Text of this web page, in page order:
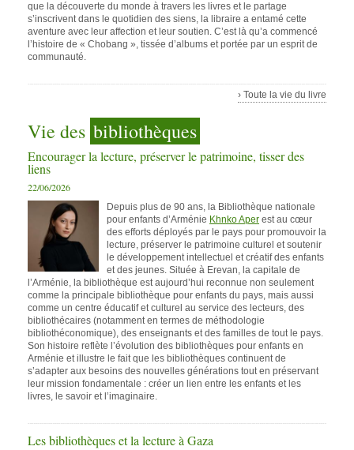
que la découverte du monde à travers les livres et le partage
s’inscrivent dans le quotidien des siens, la libraire a entamé cette
aventure avec leur affection et leur soutien. C’est là qu’a commencé
l’histoire de « Chobang », tissée d’albums et portée par un esprit de
communauté.
› Toute la vie du livre
Vie des bibliothèques
Encourager la lecture, préserver le patrimoine, tisser des
liens
22/06/2026
Depuis plus de 90 ans, la Bibliothèque nationale
pour enfants d’Arménie Khnko Aper est au cœur
des efforts déployés par le pays pour promouvoir la
lecture, préserver le patrimoine culturel et soutenir
le développement intellectuel et créatif des enfants
et des jeunes. Située à Erevan, la capitale de
l’Arménie, la bibliothèque est aujourd’hui reconnue non seulement
comme la principale bibliothèque pour enfants du pays, mais aussi
comme un centre éducatif et culturel au service des lecteurs, des
bibliothécaires (notamment en termes de méthodologie
bibliothéconomique), des enseignants et des familles de tout le pays.
Son histoire reflète l’évolution des bibliothèques pour enfants en
Arménie et illustre le fait que les bibliothèques continuent de
s’adapter aux besoins des nouvelles générations tout en préservant
leur mission fondamentale : créer un lien entre les enfants et les
livres, le savoir et l’imaginaire.
Les bibliothèques et la lecture à Gaza